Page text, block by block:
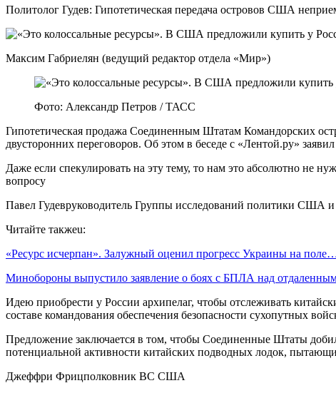
Политолог Гудев: Гипотетическая передача островов США
Максим Габриелян (ведущий редактор отдела «Мир»)
Фото: Александр Петров / ТАСС
Гипотетическая продажа Соединенным Штатам Командорских
двусторонних переговоров. Об этом в беседе с «Лентой.ру»
Даже если спекулировать на эту тему, то нам это абсолютно не
вопросу
Павел Гудевруководитель Группы исследований политики
Читайте такжеu:
«Ресурс исчерпан». Залужный оценил прогресс Украины на
Минобороны выпустило заявление о боях с БПЛА над
Идею приобрести у России архипелаг, чтобы отслеживать
составе командования обеспечения безопасности сухопутных
Предложение заключается в том, чтобы Соединенные Штаты
потенциальной активности китайских подводных лодок,
Джеффри Фрицполковник ВС США